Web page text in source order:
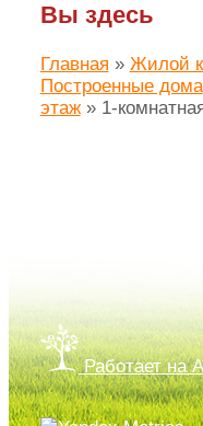
Вы здесь
Главная » Жилой
Построенные дома
этаж» 1-
Работает на